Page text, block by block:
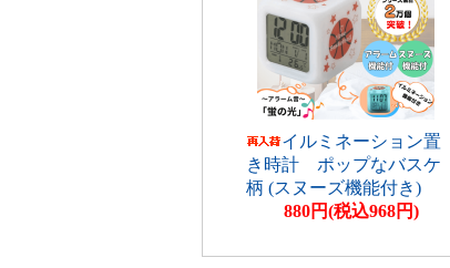
イルミネーション置
き時計 ポップなバスケ
柄 (スヌーズ機能付き)
880円(税込968円)